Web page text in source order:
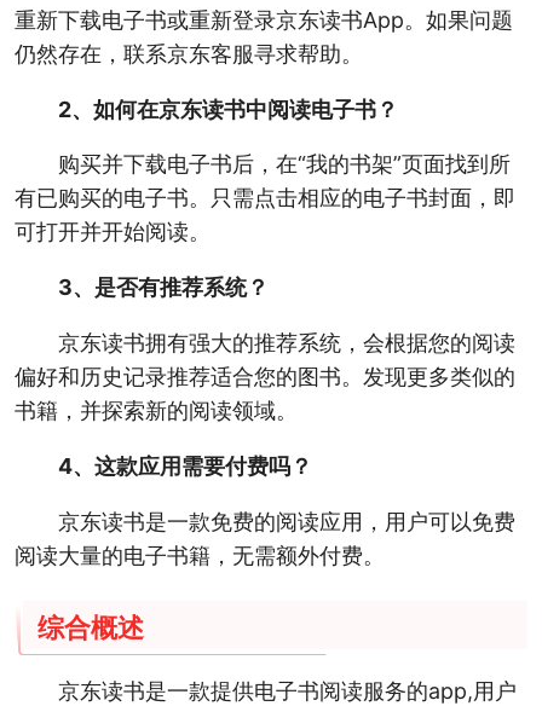
重新下载电子书或重新登录京东读书App。如果问题
仍然存在，联系京东客服寻求帮助。
2、如何在京东读书中阅读电子书？
购买并下载电子书后，在“我的书架”页面找到所
有已购买的电子书。只需点击相应的电子书封面，即
可打开并开始阅读。
3、是否有推荐系统？
京东读书拥有强大的推荐系统，会根据您的阅读
偏好和历史记录推荐适合您的图书。发现更多类似的
书籍，并探索新的阅读领域。
4、这款应用需要付费吗？
京东读书是一款免费的阅读应用，用户可以免费
阅读大量的电子书籍，无需额外付费。
综合概述
京东读书是一款提供电子书阅读服务的app,用户